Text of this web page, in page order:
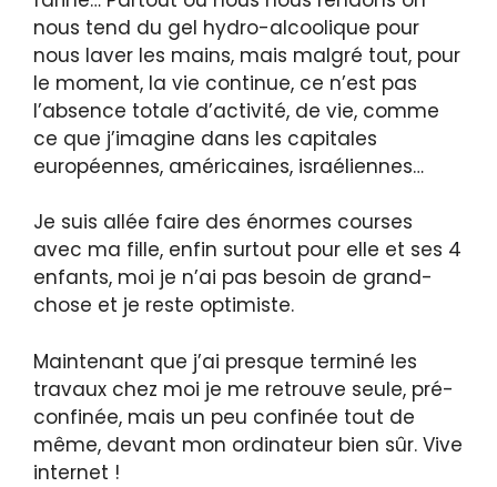
nous tend du gel hydro-alcoolique pour
nous laver les mains, mais malgré tout, pour
le moment, la vie continue, ce n’est pas
l’absence totale d’activité, de vie, comme
ce que j’imagine dans les capitales
européennes, américaines, israéliennes…
Je suis allée faire des énormes courses
avec ma fille, enfin surtout pour elle et ses 4
enfants, moi je n’ai pas besoin de grand-
chose et je reste optimiste.
Maintenant que j’ai presque terminé les
travaux chez moi je me retrouve seule, pré-
confinée, mais un peu confinée tout de
même, devant mon ordinateur bien sûr. Vive
internet !